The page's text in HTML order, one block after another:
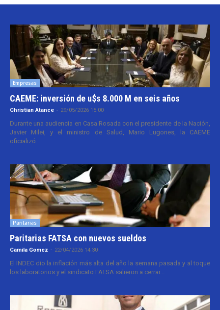
Empresas
CAEME: inversión de u$s 8.000 M en seis años
Christian Atance - 29/05/2026 15:00
Durante una audiencia en Casa Rosada con el presidente de la Nación,
Javier Milei, y el ministro de Salud, Mario Lugones, la CAEME
oficializó...
Paritarias
Paritarias FATSA con nuevos sueldos
Camila Gomez - 22/04/2026 14:30
El INDEC dio la inflación más alta del año la semana pasada y al toque
los laboratorios y el sindicato FATSA salieron a cerrar...